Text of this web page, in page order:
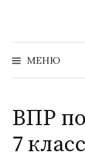
содержимому
МЕНЮ
ВПР
7